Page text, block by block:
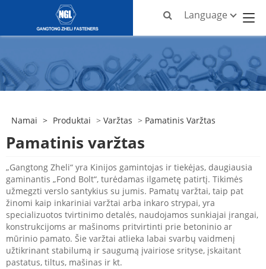
Language
Namai > Produktai > Varžtas > Pamatinis Varžtas
Pamatinis varžtas
„Gangtong Zheli“ yra Kinijos gamintojas ir tiekėjas, daugiausia
gaminantis „Fond Bolt“, turėdamas ilgametę patirtį. Tikimės
užmegzti verslo santykius su jumis. Pamatų varžtai, taip pat
žinomi kaip inkariniai varžtai arba inkaro strypai, yra
specializuotos tvirtinimo detalės, naudojamos sunkiajai įrangai,
konstrukcijoms ar mašinoms pritvirtinti prie betoninio ar
mūrinio pamato. Šie varžtai atlieka labai svarbų vaidmenį
užtikrinant stabilumą ir saugumą įvairiose srityse, įskaitant
pastatus, tiltus, mašinas ir kt.